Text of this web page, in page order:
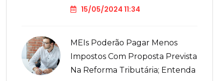
15/05/2024 11:34
MEIs Poderão Pagar Menos
Impostos Com Proposta Prevista
Na Reforma Tributária; Entenda